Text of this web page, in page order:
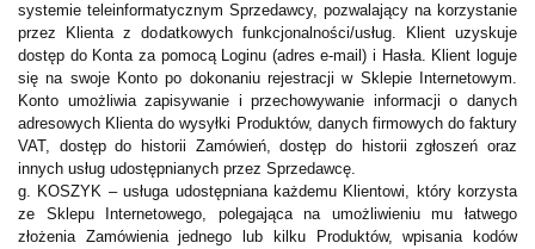
systemie teleinformatycznym Sprzedawcy, pozwalający na korzystanie
przez Klienta z dodatkowych funkcjonalności/usług. Klient uzyskuje
dostęp do Konta za pomocą Loginu (adres e-mail) i Hasła. Klient loguje
się na swoje Konto po dokonaniu rejestracji w Sklepie Internetowym.
Konto umożliwia zapisywanie i przechowywanie informacji o danych
adresowych Klienta do wysyłki Produktów, danych firmowych do faktury
VAT, dostęp do historii Zamówień, dostęp do historii zgłoszeń oraz
innych usług udostępnianych przez Sprzedawcę.
g. KOSZYK – usługa udostępniana każdemu Klientowi, który korzysta
ze Sklepu Internetowego, polegająca na umożliwieniu mu łatwego
złożenia Zamówienia jednego lub kilku Produktów, wpisania kodów